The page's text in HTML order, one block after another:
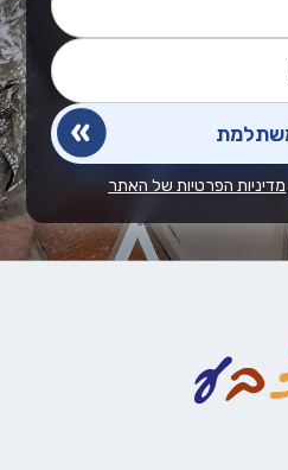
מדיניות הפרטיות של האתר